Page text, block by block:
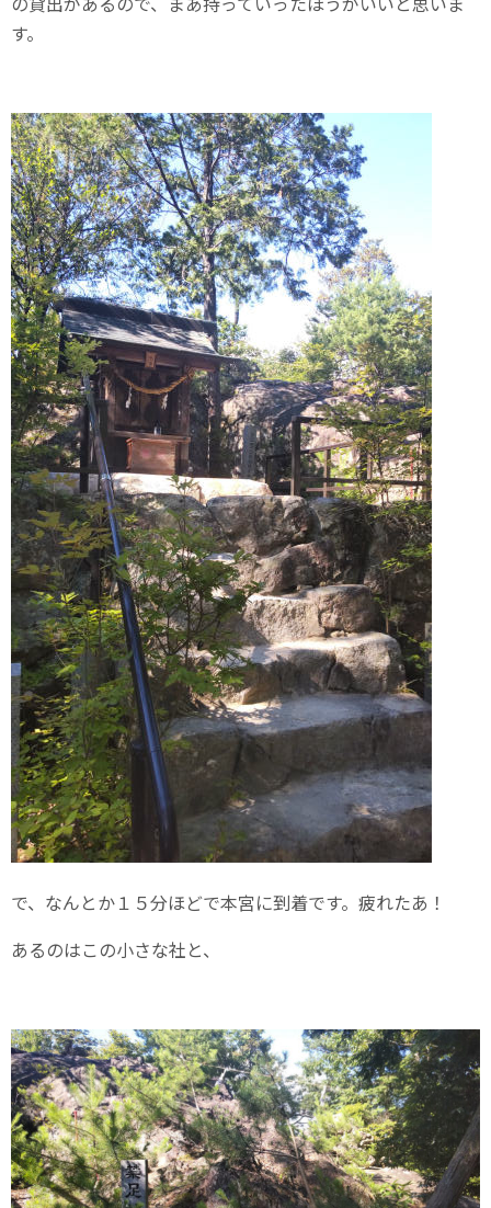
す。
で、なんとか１５分ほどで本宮に到着です。疲れたあ！
あるのはこの小さな社と、